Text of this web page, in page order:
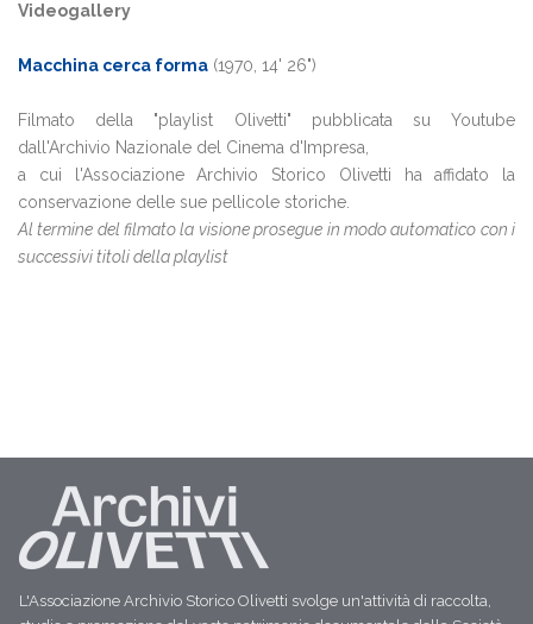
Videogallery
Macchina cerca forma (1970, 14' 26")
Filmato della "playlist Olivetti" pubblicata su Youtube
dall'Archivio Nazionale del Cinema d'Impresa,
a cui l'Associazione Archivio Storico Olivetti ha affidato la
conservazione delle sue pellicole storiche.
Al termine del filmato la visione prosegue in modo automatico con i
successivi titoli della playlist
L'Associazione Archivio Storico Olivetti svolge un'attività di raccolta,